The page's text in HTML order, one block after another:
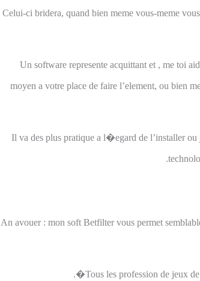
Celui-ci bridera, quand bien meme vous-meme
Un software represente acquittant et , me toi
moyen a votre place de faire l’element, ou bien
Il va des plus pratique a l�egard de l’installer
An avouer : mon soft Betfilter vous permet
Tous les profession de jeux